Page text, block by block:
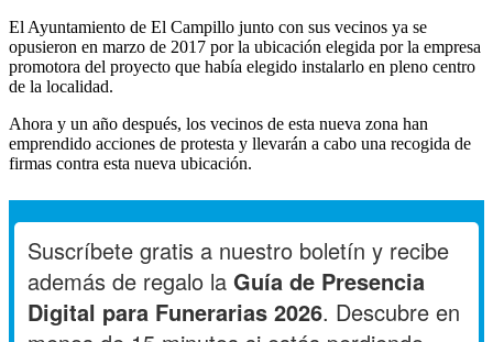
El Ayuntamiento de El Campillo junto con sus vecinos ya se
opusieron en marzo de 2017 por la ubicación elegida por la empresa
promotora del proyecto que había elegido instalarlo en pleno centro
de la localidad.
Ahora y un año después, los vecinos de esta nueva zona han
emprendido acciones de protesta y llevarán a cabo una recogida de
firmas contra esta nueva ubicación.